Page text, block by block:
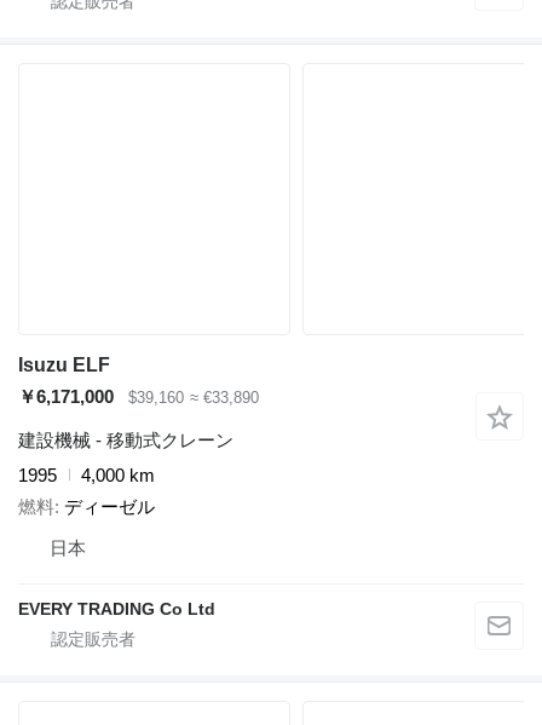
Isuzu ELF
￥6,171,000
$39,160 ≈ €33,890
建設機械 - 移動式クレーン
1995
4,000 km
燃料 ディーゼル
日本
EVERY TRADING Co Ltd